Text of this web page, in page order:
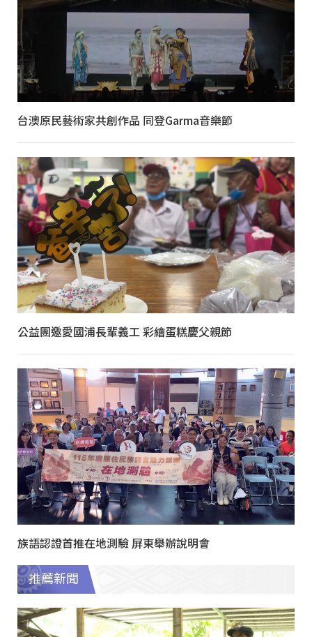
台澳原民藝術家共創作品 同登Garma音樂節
公益團邀愛國浦長輩義工 彩繪蛋糕慶父親節
族語認證首推在地測驗 屏東舉辦說明會
推薦新聞